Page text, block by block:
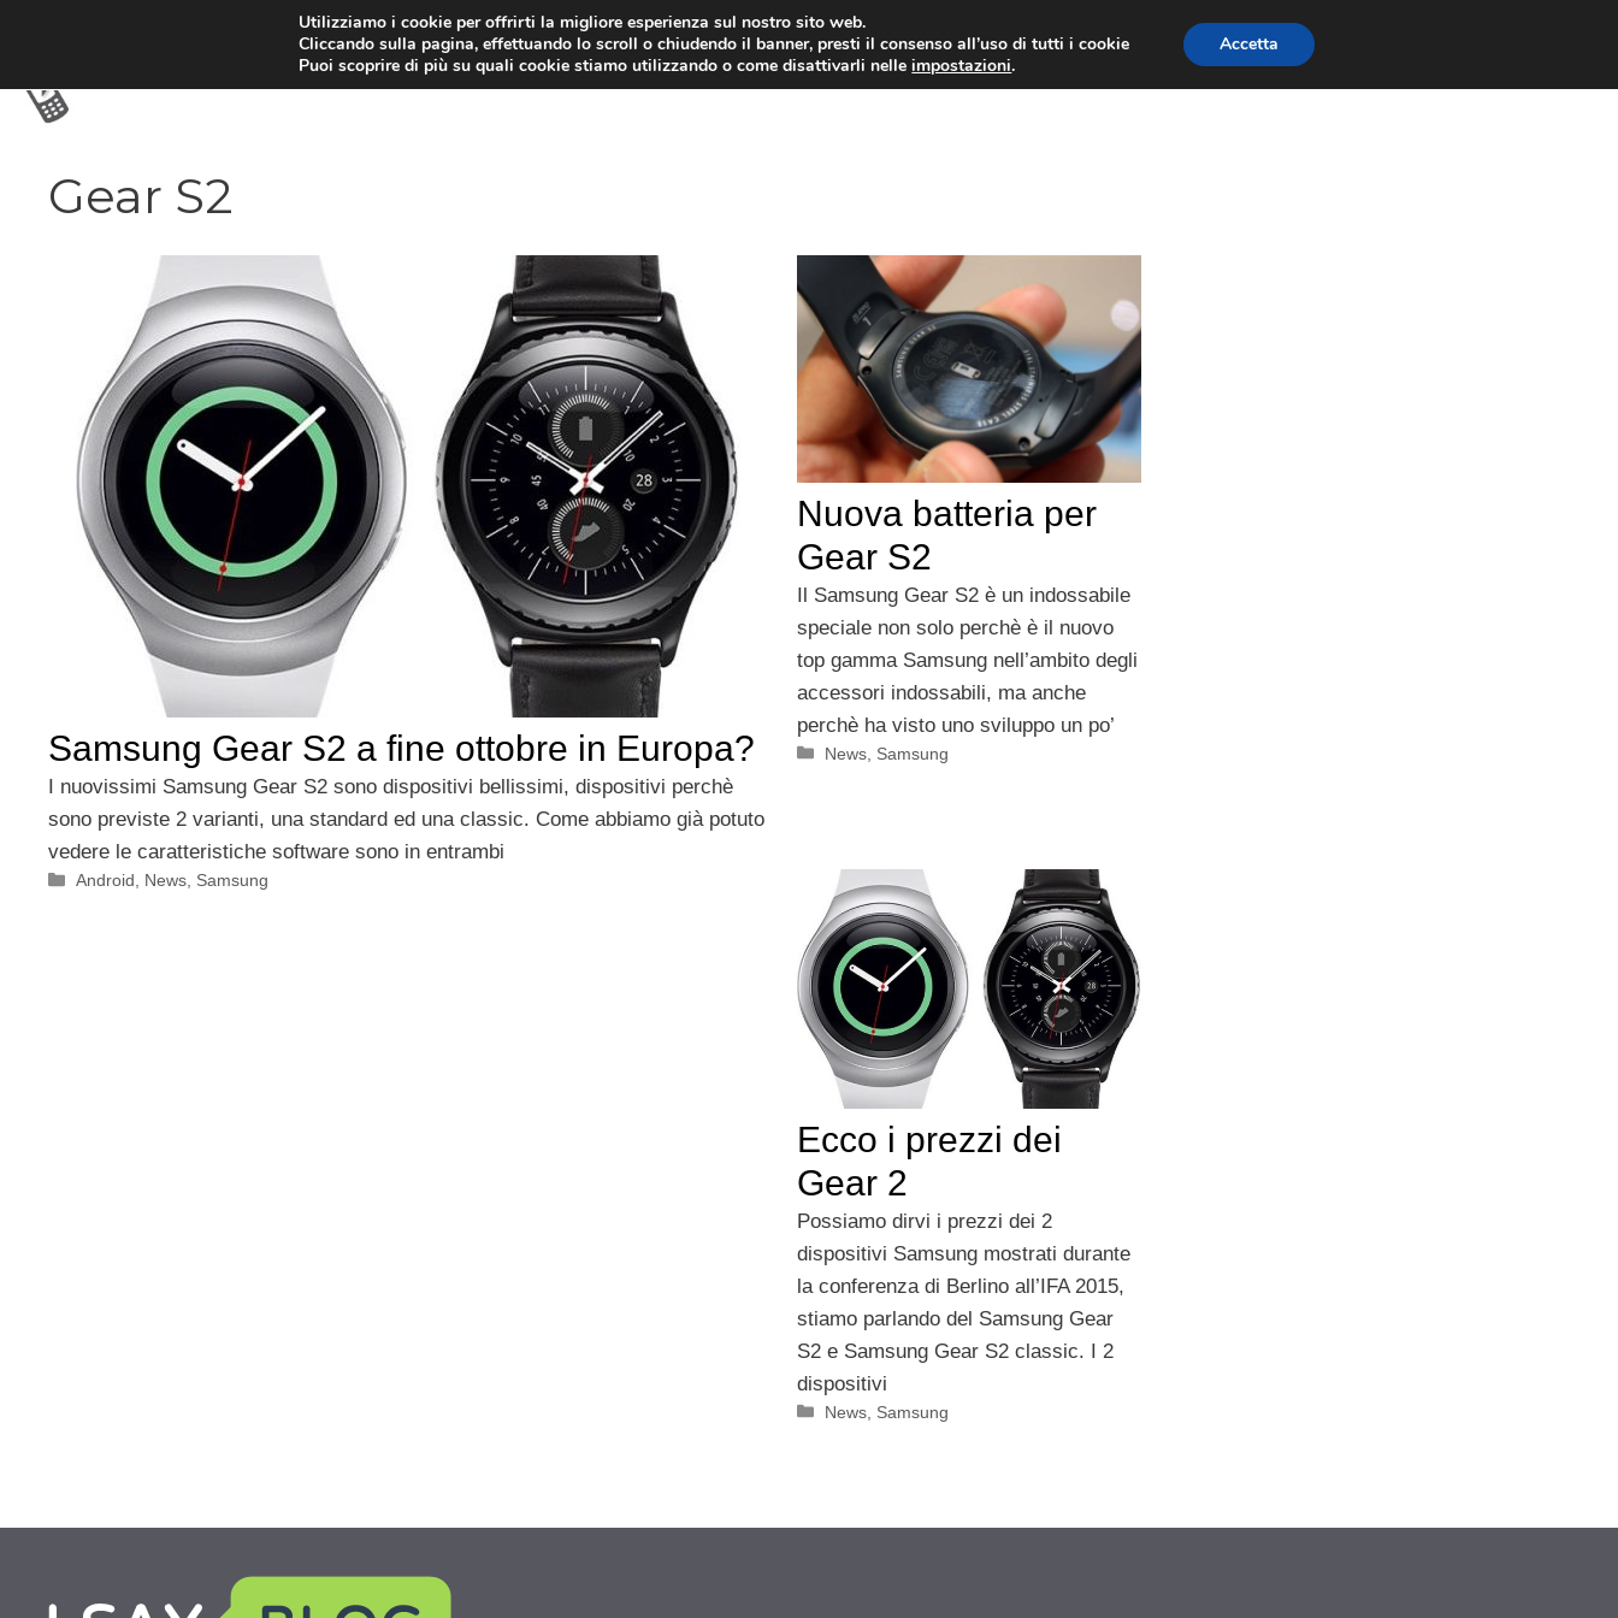
TARIFFE E PROMOZIONI
Gear S2
Samsung Gear S2 a fine ottobre in Europa?
I nuovissimi Samsung Gear S2 sono dispositivi bellissimi, dispositivi perchè
sono previste 2 varianti, una standard ed una classic. Come abbiamo già potuto
vedere le caratteristiche software sono in entrambi
Categorie
Android News Samsung
Nuova batteria per
Gear S2
Il Samsung Gear S2 è un indossabile
speciale non solo perchè è il nuovo
top gamma Samsung nell’ambito degli
accessori indossabili, ma anche
perchè ha visto uno sviluppo un po’
Categorie
News Samsung
Ecco i prezzi dei
Gear 2
Possiamo dirvi i prezzi dei 2
dispositivi Samsung mostrati durante
la conferenza di Berlino all’IFA 2015,
stiamo parlando del Samsung Gear
S2 e Samsung Gear S2 classic. I 2
dispositivi
Categorie
News Samsung
Utilizziamo i cookie per offrirti la migliore esperienza sul nostro sito web.
Cliccando sulla pagina, effettuando lo scroll o chiudendo il banner, presti il consenso all’uso di tutti i cookie
Puoi scoprire di più su quali cookie stiamo utilizzando o come disattivarli nelleimpostazioni.
Accetta